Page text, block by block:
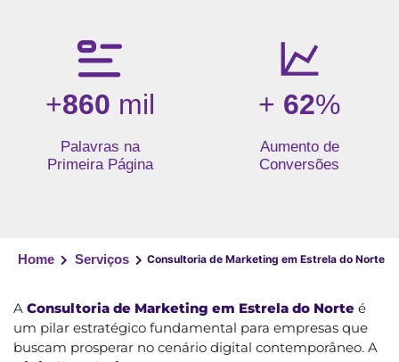
+860 mil
Palavras na
Primeira Página
+ 62%
Aumento de
Conversões
Home Serviços Consultoria de Marketing em Estrela do Norte
A Consultoria de Marketing em Estrela do Norte é
um pilar estratégico fundamental para empresas que
buscam prosperar no cenário digital contemporâneo. A